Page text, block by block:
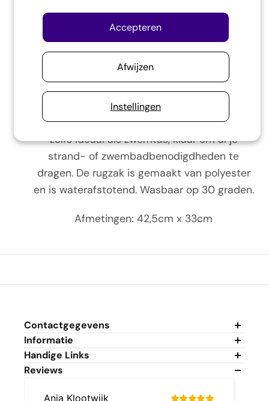
Instellingen
Accepteren
Afwijzen
rugzakje wordt inpakken een feestje! Perfect
om al je essentials voor een reis of een dagje
weg mee te nemen. Alles wat je nodig hebt,
altijd binnen handbereik!
En wanneer je klaar bent, vouw je het rugzakje
moeiteloos op in een klein hoesje. Geen gedoe
meer met opbergen! Deze veelzijdige rugzak is
zelfs ideaal als zwemtas, klaar om al je
strand- of zwembadbenodigdheden te
dragen. De rugzak is gemaakt van polyester
en is waterafstotend. Wasbaar op 30 graden.
Afmetingen: 42,5cm x 33cm
Contactgegevens
Informatie
Algemene Voorwaarden
Privacybeleid
Duurzaamheidsbeleid
Handige Links
Mijn Account
Veelgestelde Vragen
Reviews